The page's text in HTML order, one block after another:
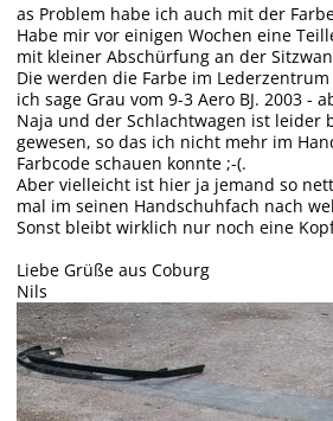
as Problem habe ich auch mit der
Habe mir vor einigen Wochen eine
mit kleiner Abschürfung an der
Die werden die Farbe im
ich sage Grau vom 9-3 Aero BJ. 2003 -
Naja und der Schlachtwagen ist leider
gewesen, so das ich nicht mehr im
Farbcode schauen konnte ;-(.
Aber vielleicht ist hier ja jemand so
mal im seinen Handschuhfach nach
Sonst bleibt wirklich nur noch eine
Liebe Grüße aus Coburg
Nils